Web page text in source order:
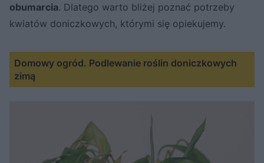
obumarcia. Dlatego warto bliżej poznać potrzeby
kwiatów doniczkowych, którymi się opiekujemy.
Domowy ogród. Podlewanie roślin doniczkowych
zimą